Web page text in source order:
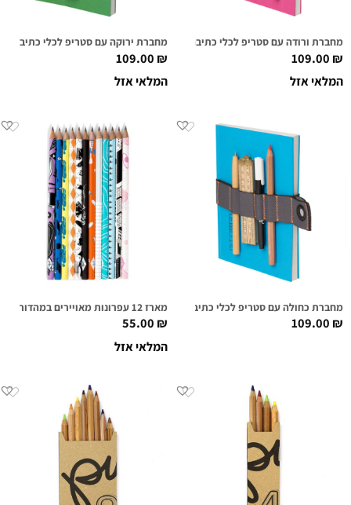
מחברת ורודה עם סטריפ לכלי כתיבה
109.00₪
המלאי אזל
מחברת ירוקה עם סטריפ לכלי כתיבה
109.00₪
המלאי אזל
מחברת כחולה עם סטריפ לכלי כתיבה
109.00₪
מארז 12 עפרונות מאויירים במהדורה מוגבלת
55.00₪
המלאי אזל